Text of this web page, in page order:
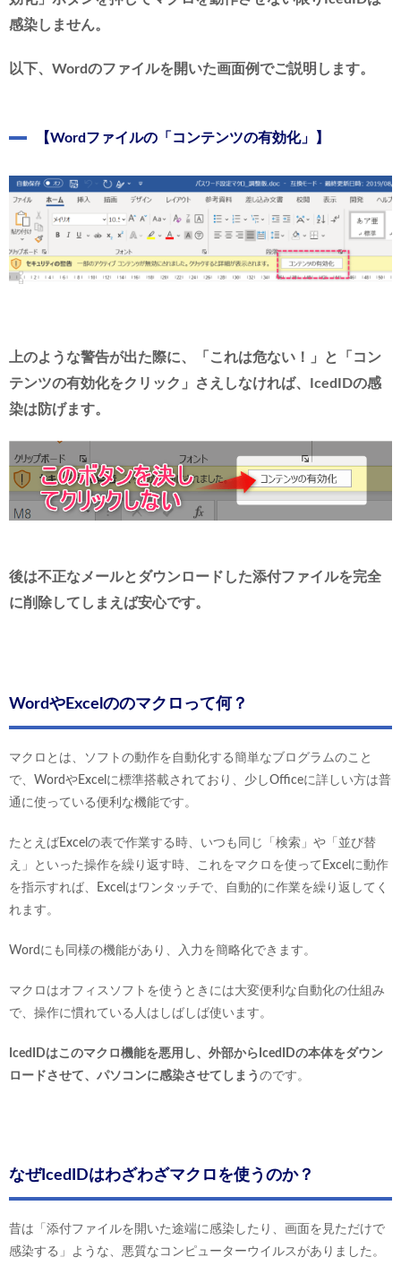
感染しません。
以下、Wordのファイルを開いた画面例でご説明します。
【Wordファイルの「コンテンツの有効化」】
上のような警告が出た際に、「これは危ない！」と「コン
テンツの有効化をクリック」さえしなければ、IcedIDの感
染は防げます。
後は不正なメールとダウンロードした添付ファイルを完全
に削除してしまえば安心です。
WordやExcelののマクロって何？
マクロとは、ソフトの動作を自動化する簡単なブログラムのこと
で、WordやExcelに標準搭載されており、少しOfficeに詳しい方は普
通に使っている便利な機能です。
たとえばExcelの表で作業する時、いつも同じ「検索」や「並び替
え」といった操作を繰り返す時、これをマクロを使ってExcelに動作
を指示すれば、Excelはワンタッチで、自動的に作業を繰り返してく
れます。
Wordにも同様の機能があり、入力を簡略化できます。
マクロはオフィスソフトを使うときには大変便利な自動化の仕組み
で、操作に慣れている人はしばしば使います。
IcedIDはこのマクロ機能を悪用し、外部からIcedIDの本体をダウン
ロードさせて、パソコンに感染させてしまう のです。
なぜIcedIDはわざわざマクロを使うのか？
昔は「添付ファイルを開いた途端に感染したり、画面を見ただけで
感染する」ような、悪質なコンピューターウイルスがありました。